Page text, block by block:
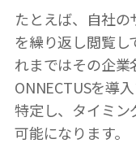
たとえば、自社
を繰り返し閲覧し
れまではその企業
ONNECTUSを導
特定し、タイミ
可能になります。